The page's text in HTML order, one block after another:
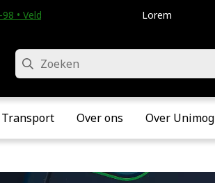
• Velddriel Lorem
Zoeken
Transport Over ons Over Unimog